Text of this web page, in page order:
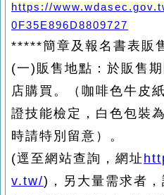
https://
0F35E896D8809727
*****簡章及報名書表販
(一)販售地點：於販售
店購買。（咖啡色牛皮
證技能檢定，白色包裝
時請特別留意）。
(逕至網站查詢，網址
v.tw/)，另大量需求者